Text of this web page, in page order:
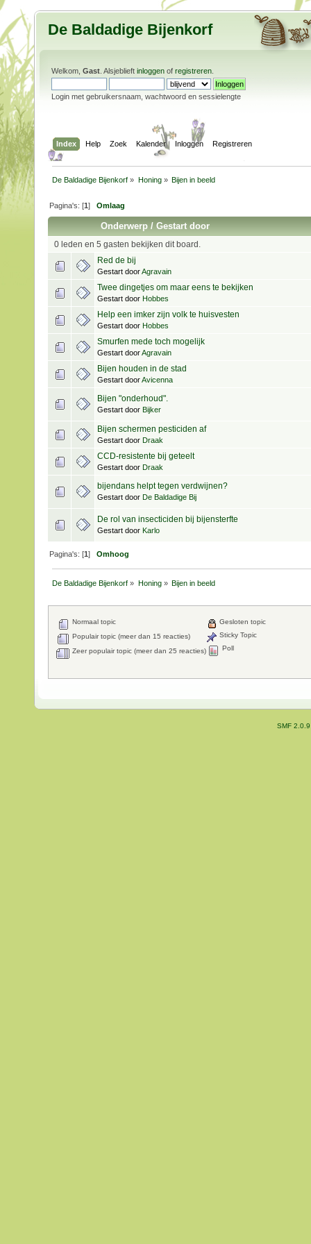
De Baldadige Bijenkorf
Welkom, Gast . Alsjeblieft inloggen of registreren
Login met gebruikersnaam, wachtwoord en sessielengte
Index Help Zoek Kalender Inloggen Registreren
De Baldadige Bijenkorf » Honing» Bijen in beeld
Pagina's: [1]Omlaag
Onderwerp /Gestart door
0 leden en 5 gasten bekijken dit board.
Red de bij
Gestart doorAgravain
Twee dingetjes om maar eens te bekijken
Gestart door Hobbes
Help een imker zijn volk te huisvesten
Gestart door Hobbes
Smurfen mede toch mogelijk
Gestart doorAgravain
Bijen houden in de stad
Gestart doorAvicenna
Bijen "onderhoud".
Gestart door Bijker
Bijen schermen pesticiden af
Gestart door Draak
CCD-resistente bij geteelt
Gestart door Draak
bijendans helpt tegen verdwijnen?
Gestart door De Baldadige Bij
De rol van insecticiden bij bijensterfte
Gestart door Karlo
Pagina's: [1]Omhoog
De Baldadige Bijenkorf » Honing» Bijen in beeld
Normaal topic
Populair topic (meer dan 15 reacties)
Zeer populair topic (meer dan 25 reacties)
Gesloten topic
Sticky Topic
Poll
SMF 2.0.9